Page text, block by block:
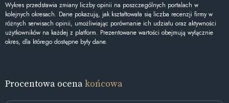
Wykres przedstawia zmiany liczby opinii na poszczególnych portalach w
kolejnych okresach. Dane pokazują, jak kształtowała się liczba recenzji firmy w
różnych serwisach opinii, umożliwiając porównanie ich udziału oraz aktywności
użytkowników na każdej z platform. Prezentowane wartości obejmują wyłącznie
okres, dla którego dostępne były dane.
Procentowa ocenakońcowa